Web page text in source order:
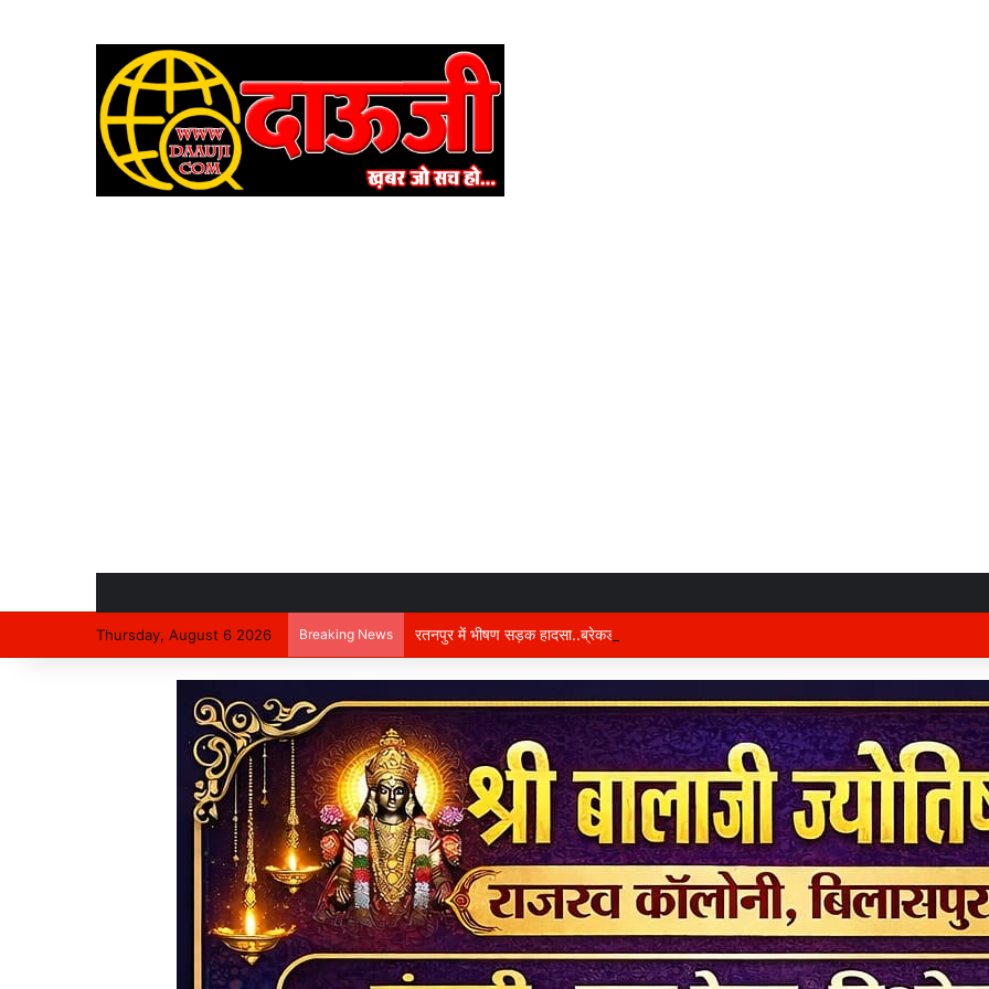
Thursday, August 6 2026 Breaking News रतनपुर में भीषण सड़क हादसा..ब्रेकडाउन ट्रेलर से पीछे आ रही दो ट्रेलरें टकराईं….. चालक कैबिन में